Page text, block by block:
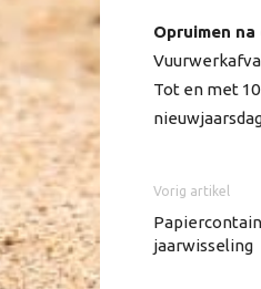
Opruimen
Tot en met
Vorig artikel
jaarwisseling